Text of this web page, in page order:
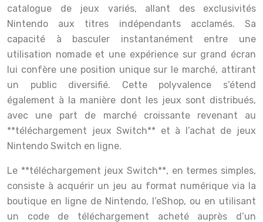
catalogue de jeux variés, allant des exclusivités
Nintendo aux titres indépendants acclamés. Sa
capacité à basculer instantanément entre une
utilisation nomade et une expérience sur grand écran
lui confère une position unique sur le marché, attirant
un public diversifié. Cette polyvalence s’étend
également à la manière dont les jeux sont distribués,
avec une part de marché croissante revenant au
**téléchargement jeux Switch** et à l’achat de jeux
Nintendo Switch en ligne.
Le **téléchargement jeux Switch**, en termes simples,
consiste à acquérir un jeu au format numérique via la
boutique en ligne de Nintendo, l’eShop, ou en utilisant
un code de téléchargement acheté auprès d’un